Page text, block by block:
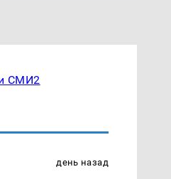
СМИ2
день назад